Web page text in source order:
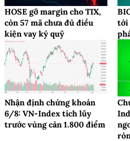
HOSE gỡ margin cho TIX,
còn 57 mã chưa đủ điều
kiện vay ký quỹ
tới
Nhận định chứng khoán
6/8: VN-Index tích lũy
trước vùng cản 1.800 điểm